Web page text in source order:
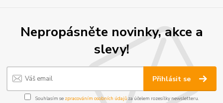
Nepropásněte novinky, akce a
slevy!
Přihlásit se
Souhlasím se zpracováním osobních údajůza účelem rozesílky newsletteru.